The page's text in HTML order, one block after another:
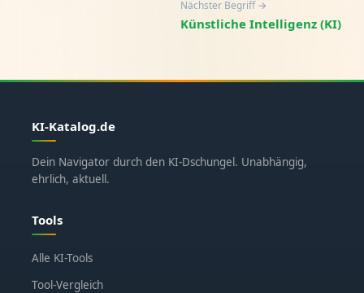
Nächster Begriff →
Künstliche Intelligenz (KI)
KI-Katalog.de
Dein Navigator durch den KI-Dschungel. Unabhängig,
ehrlich, aktuell.
Tools
Alle KI-Tools
Tool-Vergleich